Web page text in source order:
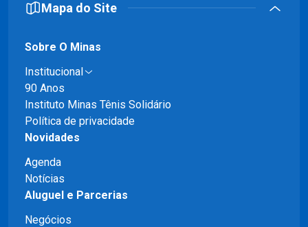
Mapa do Site
Sobre O Minas
Institucional
90 Anos
Instituto Minas Tênis Solidário
Política de privacidade
Novidades
Agenda
Notícias
Aluguel e Parcerias
Negócios